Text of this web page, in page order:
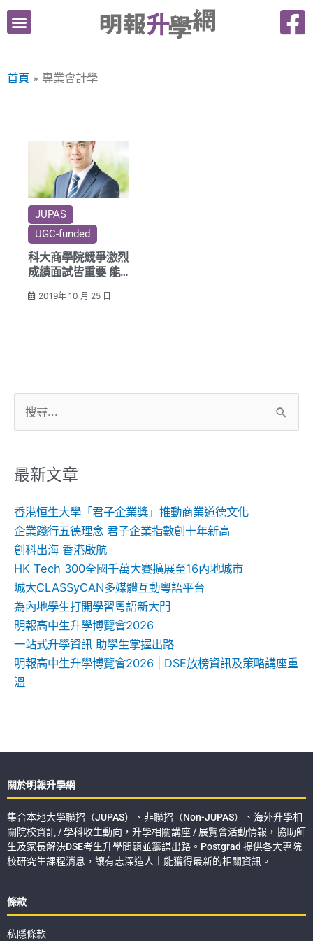
跳
內首頁 專業會計學
JUPAS
UGC-funded
科大商學院競爭激烈
成績面試皆重要 能
識突顯優勢
2019年 10 月 25 日
尋
鍵
最新文章
香港恒生大學「君子企業獎」推動商業道德文化
企業踐行五德理念 君子企業指數創十年新高
創科出海 香港啟航
HK Tech 300全國千萬大賽擴展至16內地城市
城大CLASSyCAN多媒體互動粵語平台
為內地學生打開學習粵語新大門
明報高中生升學博覽會2026
一站式升學資訊 助學生掌握出路
明報高中生升學博覽會2026 | DSE放榜資訊及策略講座重
溫
關於明報升學網
集合本地大學聯招（JUPAS）、非聯招（Non-JUPAS）、海外升學相
關院校資訊 / 學科收生動向，升學相關講座 / 展覽會活動情報，協助師
生及家長解決DSE考生升學問題並籌謀出路。Postgrad 提供各大專院
校研究生課程消息，讓有志深造人士能獲得最新的相關資訊。
條款
私隱條款